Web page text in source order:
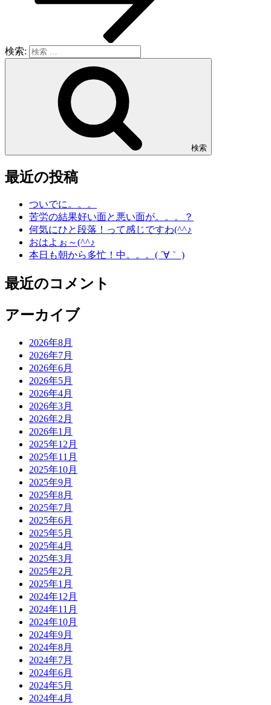
検索:
検索
最近の投稿
ついでに。。。
苦労の結果好い面と悪い面が。。。？
何気にひと段落！って感じですわ(^^♪
おはよぉ～(^^♪
本日も朝から多忙！中。。。( ´∀｀ )
最近のコメント
アーカイブ
2026年8月
2026年7月
2026年6月
2026年5月
2026年4月
2026年3月
2026年2月
2026年1月
2025年12月
2025年11月
2025年10月
2025年9月
2025年8月
2025年7月
2025年6月
2025年5月
2025年4月
2025年3月
2025年2月
2025年1月
2024年12月
2024年11月
2024年10月
2024年9月
2024年8月
2024年7月
2024年6月
2024年5月
2024年4月